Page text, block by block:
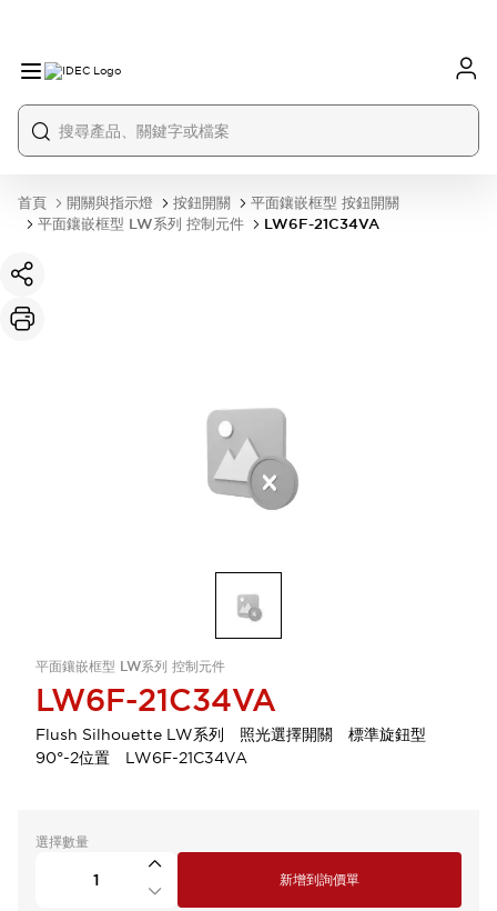
首頁 開關與指示燈 按鈕開關
平面鑲嵌框型 按鈕開關
平面鑲嵌框型 LW系列 控制元件
LW6F-21C34VA
平面鑲嵌框型 LW系列 控制元件
LW6F-21C34VA
Flush Silhouette LW系列 照光選擇開關 標準旋鈕型
90°-2位置 LW6F-21C34VA
選擇數量
新增到詢價單